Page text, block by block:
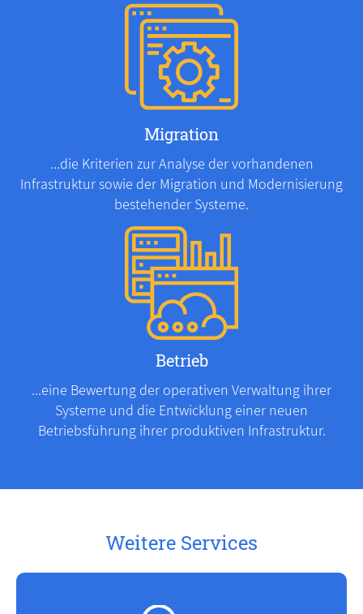
Migration
...die Kriterien zur Analyse der vorhandenen
Infrastruktur sowie der Migration und Modernisierung
bestehender Systeme.
Betrieb
...eine Bewertung der operativen Verwaltung ihrer
Systeme und die Entwicklung einer neuen
Betriebsführung ihrer produktiven Infrastruktur.
Weitere Services